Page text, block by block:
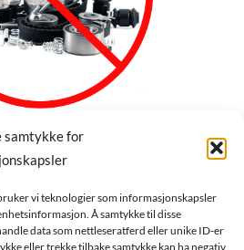
samtykke for
vi teknologier som informasjonskapsler
Å samtykke til disse
data som nettleseratferd eller unike ID-er
eller trekke tilbake samtykke kan ha negativ
Legg til tilbudsforespørsel